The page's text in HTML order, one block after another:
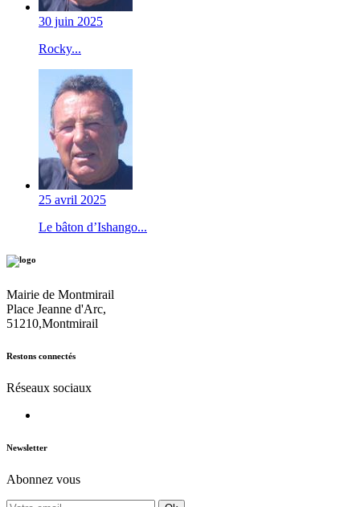
30 juin 2025
Rocky...
25 avril 2025
Le bâton d’Ishango...
Mairie de Montmirail
Place Jeanne d'Arc,
51210,Montmirail
Restons connectés
Réseaux sociaux
Newsletter
Abonnez vous